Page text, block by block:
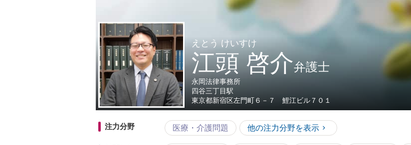
えとう けいすけ
江頭 啓介弁護士
永岡法律事務所
四谷三丁目駅
東京都新宿区左門町６－７ 鯉江ビル７０１
注力分野 医療・介護問題 他の注力分野を表示